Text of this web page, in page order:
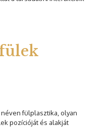
fülplasztika, olyan
pozícióját és alakját